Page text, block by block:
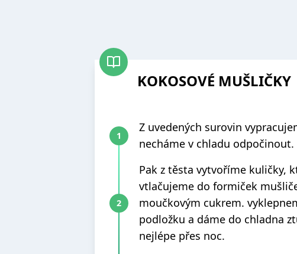
KOKOSOVÉ MUŠLIČKY
Z uvedených surovin
necháme v chladu odpočinout.
Pak z těsta vytvoříme kuličky,
vtlačujeme do formiček
moučkovým cukrem.
podložku a dáme do chladna
nejlépe přes noc.